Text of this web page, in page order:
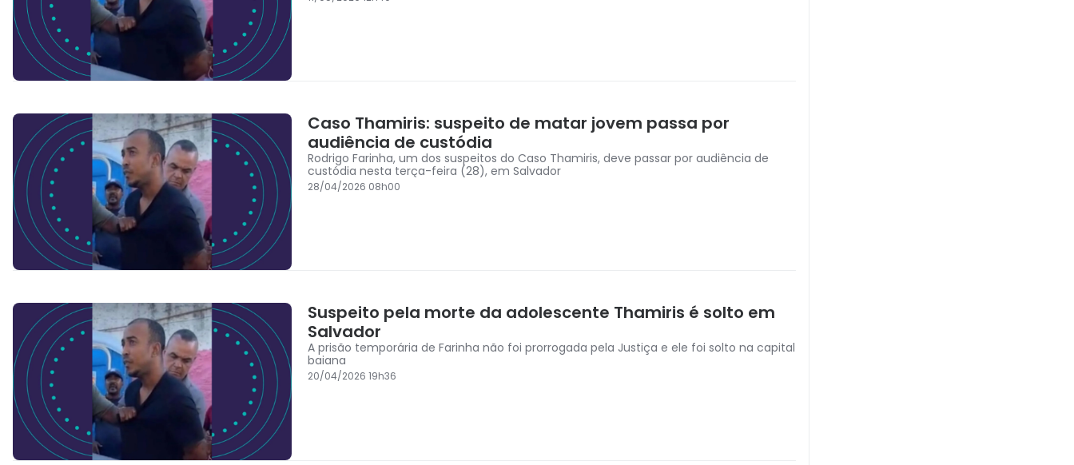
Caso Thamiris: suspeito de matar jovem passa por
audiência de custódia
Rodrigo Farinha, um dos suspeitos do Caso Thamiris, deve passar por audiência de
custódia nesta terça-feira (28), em Salvador
28/04/2026 08h00
Suspeito pela morte da adolescente Thamiris é solto em
Salvador
A prisão temporária de Farinha não foi prorrogada pela Justiça e ele foi solto na capital
baiana
20/04/2026 19h36